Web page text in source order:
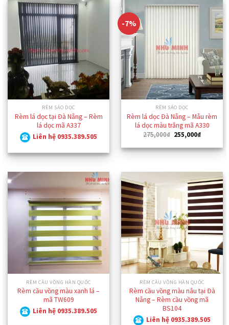
RÈM SÁO DỌC
Rèm lá dọc tại Đà Nẵng – Rèm
lá dọc mã A337
Liên hệ 0935.389.505
-7%
RÈM SÁO DỌC
Rèm lá dọc Đà Nẵng – Mẫu rèm
lá dọc màu trắng mã A330
275,000₫ Giá
là:
275,000₫.
255,000₫Giá
tại
là:
RÈM CẦU VỒNG HÀN QUỐC
Rèm cầu vồng màu xanh lá –
mã TW609
Liên hệ 0935.389.505
RÈM CẦU VỒNG HÀN QUỐC
Rèm cầu vồng màu nâu tại Đà
Nẵng – Rèm cầu vồng mã
BS104
Liên hệ 0935.389.505